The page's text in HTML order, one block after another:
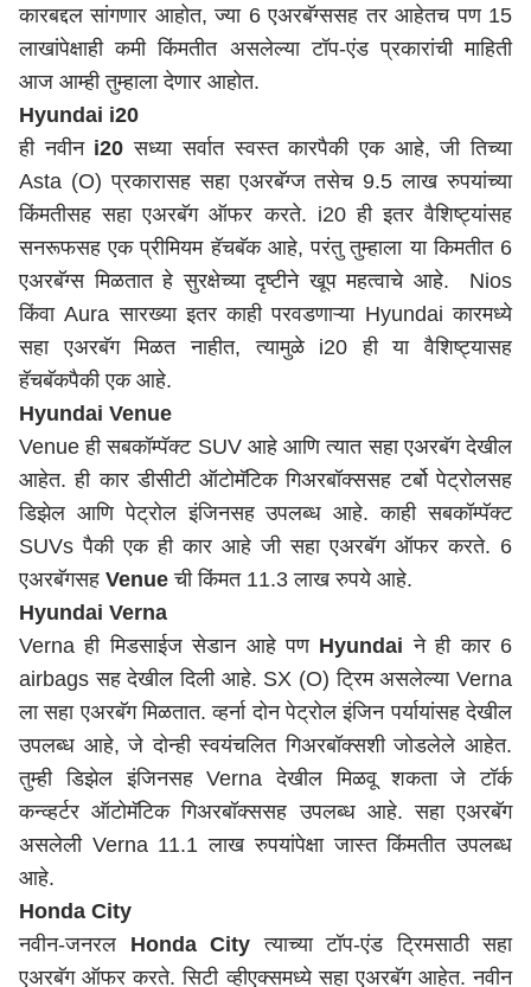
कारबद्दल सांगणार आहोत, ज्या 6 एअरबॅग्ससह तर आहेतच पण 15
लाखांपेक्षाही कमी किंमतीत असलेल्या टॉप-एंड प्रकारांची माहिती
आज आम्ही तुम्हाला देणार आहोत.
Hyundai i20
ही नवीन i20 सध्या सर्वात स्वस्त कारपैकी एक आहे, जी तिच्या
Asta (O) प्रकारासह सहा एअरबॅग्ज तसेच 9.5 लाख रुपयांच्या
किंमतीसह सहा एअरबॅग ऑफर करते. i20 ही इतर वैशिष्ट्यांसह
सनरूफसह एक प्रीमियम हॅचबॅक आहे, परंतु तुम्हाला या किमतीत 6
एअरबॅग्स मिळतात हे सुरक्षेच्या दृष्टीने खूप महत्वाचे आहे. Nios
किंवा Aura सारख्या इतर काही परवडणाऱ्या Hyundai कारमध्ये
सहा एअरबॅग मिळत नाहीत, त्यामुळे i20 ही या वैशिष्ट्यासह
हॅचबॅकपैकी एक आहे.
Hyundai Venue
Venue ही सबकॉम्पॅक्ट SUV आहे आणि त्यात सहा एअरबॅग देखील
आहेत. ही कार डीसीटी ऑटोमॅटिक गिअरबॉक्ससह टर्बो पेट्रोलसह
डिझेल आणि पेट्रोल इंजिनसह उपलब्ध आहे. काही सबकॉम्पॅक्ट
SUVs पैकी एक ही कार आहे जी सहा एअरबॅग ऑफर करते. 6
एअरबॅगसह Venue ची किंमत 11.3 लाख रुपये आहे.
Hyundai Verna
Verna ही मिडसाईज सेडान आहे पण Hyundai ने ही कार 6
airbags सह देखील दिली आहे. SX (O) ट्रिम असलेल्या Verna
ला सहा एअरबॅग मिळतात. व्हर्ना दोन पेट्रोल इंजिन पर्यायांसह देखील
उपलब्ध आहे, जे दोन्ही स्वयंचलित गिअरबॉक्सशी जोडलेले आहेत.
तुम्ही डिझेल इंजिनसह Verna देखील मिळवू शकता जे टॉर्क
कन्व्हर्टर ऑटोमॅटिक गिअरबॉक्ससह उपलब्ध आहे. सहा एअरबॅग
असलेली Verna 11.1 लाख रुपयांपेक्षा जास्त किंमतीत उपलब्ध
आहे.
Honda City
नवीन-जनरल Honda City त्याच्या टॉप-एंड ट्रिमसाठी सहा
एअरबॅग ऑफर करते. सिटी व्हीएक्समध्ये सहा एअरबॅग आहेत. नवीन